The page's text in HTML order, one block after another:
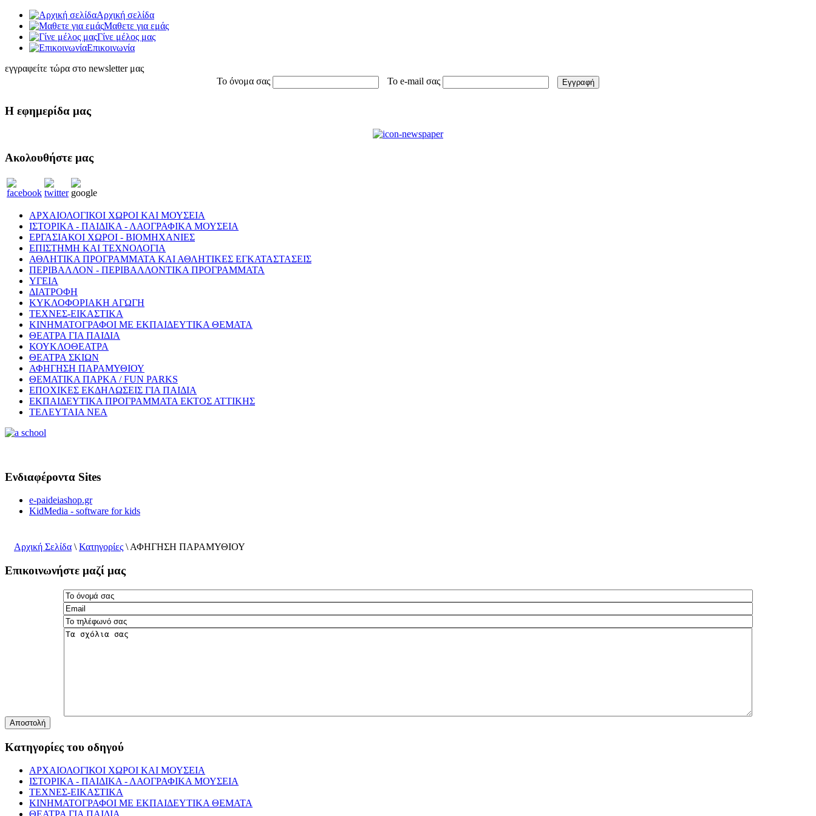
Αρχική σελίδα
Μαθετε για εμάς
Γίνε μέλος μας
Eπικοινωνία
εγγραφείτε τώρα στο newsletter μας
Το όνομα σας
Το e-mail σας
Η εφημερίδα μας
Ακολουθήστε μας
ΑΡΧΑΙΟΛΟΓΙΚΟΙ ΧΩΡΟΙ ΚΑΙ ΜΟΥΣΕΙΑ
ΙΣΤΟΡΙΚΑ - ΠΑΙΔΙΚΑ - ΛΑΟΓΡΑΦΙΚΑ ΜΟΥΣΕΙΑ
ΕΡΓΑΣΙΑΚΟΙ ΧΩΡΟΙ - ΒΙΟΜΗΧΑΝΙΕΣ
ΕΠΙΣΤΗΜΗ ΚΑΙ ΤΕΧΝΟΛΟΓΙΑ
ΑΘΛΗΤΙΚΑ ΠΡΟΓΡΑΜΜΑΤΑ ΚΑΙ ΑΘΛΗΤΙΚΕΣ ΕΓΚΑΤΑΣΤΑΣΕΙΣ
ΠΕΡΙΒΑΛΛΟΝ - ΠΕΡΙΒΑΛΛΟΝΤΙΚΑ ΠΡΟΓΡΑΜΜΑΤΑ
ΥΓΕΙΑ
ΔΙΑΤΡΟΦΗ
ΚΥΚΛΟΦΟΡΙΑΚΗ ΑΓΩΓΗ
ΤΕΧΝΕΣ-ΕΙΚΑΣΤΙΚΑ
ΚΙΝΗΜΑΤΟΓΡΑΦΟΙ ΜΕ ΕΚΠΑΙΔΕΥΤΙΚΑ ΘΕΜΑΤΑ
ΘΕΑΤΡΑ ΓΙΑ ΠΑΙΔΙΑ
ΚΟΥΚΛΟΘΕΑΤΡΑ
ΘΕΑΤΡΑ ΣΚΙΩΝ
ΑΦΗΓΗΣΗ ΠΑΡΑΜΥΘΙΟΥ
ΘΕΜΑΤΙΚΑ ΠΑΡΚΑ / FUN PARKS
ΕΠΟΧΙΚΕΣ ΕΚΔΗΛΩΣΕΙΣ ΓΙΑ ΠΑΙΔΙΑ
ΕΚΠΑΙΔΕΥΤΙΚΑ ΠΡΟΓΡΑΜΜΑΤΑ ΕΚΤΟΣ ΑΤΤΙΚΗΣ
ΤΕΛΕΥΤΑΙΑ ΝΕΑ
Ενδιαφέροντα Sites
e-paideiashop.gr
KidMedia - software for kids
Αρχική Σελίδα \ Κατηγορίες \ ΑΦΗΓΗΣΗ ΠΑΡΑΜΥΘΙΟΥ
Επικοινωνήστε μαζί μας
Αποστολή
Κατηγορίες του οδηγού
ΑΡΧΑΙΟΛΟΓΙΚΟΙ ΧΩΡΟΙ ΚΑΙ ΜΟΥΣΕΙΑ
ΙΣΤΟΡΙΚΑ - ΠΑΙΔΙΚΑ - ΛΑΟΓΡΑΦΙΚΑ ΜΟΥΣΕΙΑ
ΤΕΧΝΕΣ-ΕΙΚΑΣΤΙΚΑ
ΚΙΝΗΜΑΤΟΓΡΑΦΟΙ ΜΕ ΕΚΠΑΙΔΕΥΤΙΚΑ ΘΕΜΑΤΑ